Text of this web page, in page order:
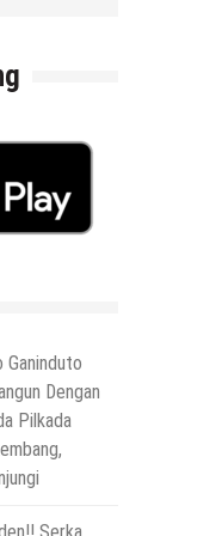
Ganinduto
Dengan
Pilkada